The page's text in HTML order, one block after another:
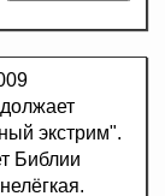
экстрим".
Библии